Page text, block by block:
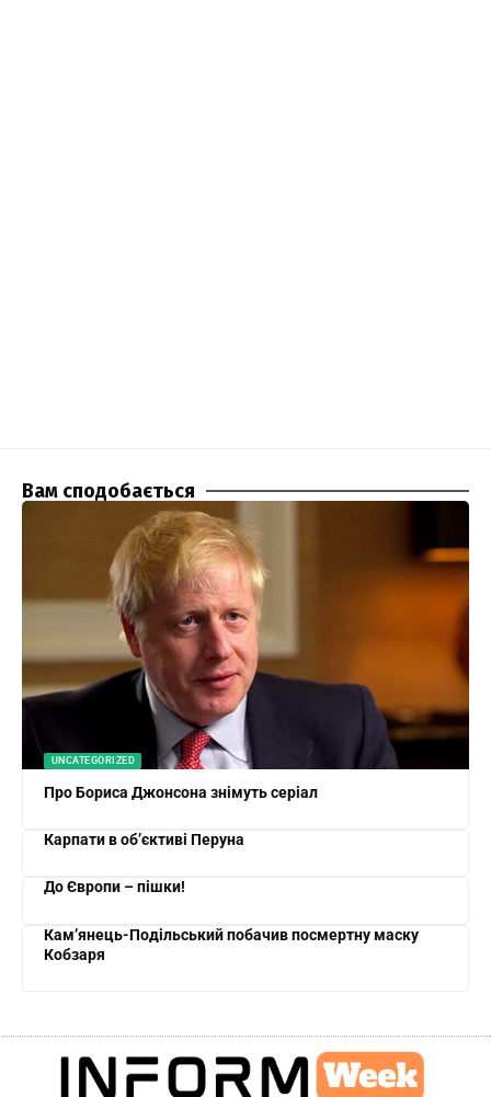
Вам сподобається
UNCATEGORIZED
Про Бориса Джонсона знімуть серіал
Карпати в об’єктиві Перуна
До Європи – пішки!
Кам’янець-Подільський побачив посмертну маску
Кобзаря